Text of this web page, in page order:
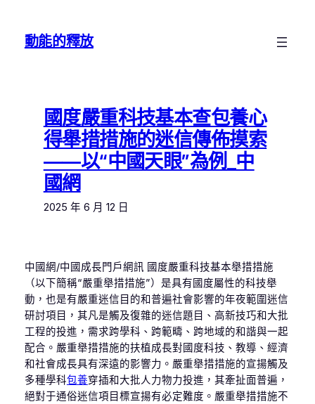
動能的釋放
國度嚴重科技基本查包養心
得舉措措施的迷信傳佈摸索
——以“中國天眼”為例_中
國網
2025 年 6 月 12 日
中國網/中國成長門戶網訊 國度嚴重科技基本舉措措施
（以下簡稱“嚴重舉措措施”）是具有國度屬性的科技舉
動，也是有嚴重迷信目的和普遍社會影響的年夜範圍迷信
研討項目，其凡是觸及復雜的迷信題目、高新技巧和大批
工程的投進，需求跨學科、跨範疇、跨地域的和諧與一起
配合。嚴重舉措措施的扶植成長對國度科技、教導、經濟
和社會成長具有深遠的影響力。嚴重舉措措施的宣揚觸及
多種學科包養穿插和大批人力物力投進，其牽扯面普遍，
絕對于通俗迷信項目標宣揚有必定難度。嚴重舉措措施不